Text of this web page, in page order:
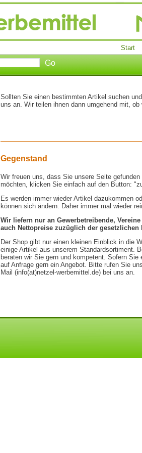
Start
Sollten Sie einen bestimmten Artikel suchen
uns an. Wir teilen ihnen dann umgehend mit,
Gegenstand
Wir freuen uns, dass Sie unsere Seite
möchten, klicken Sie einfach auf den Button:
Es werden immer wieder Artikel dazukommen
können sich ändern. Daher immer mal wieder
Wir liefern nur an Gewerbetreibende,
auch Nettopreise zuzüglich der gesetzlichen
Der Shop gibt nur einen kleinen Einblick in die
einige Artikel aus unserem Standardsortiment.
beraten wir Sie gern und kompetent. Sofern
auf Anfrage gern ein Angebot. Bitte rufen Sie
Mail (info(at)netzel-werbemittel.de) bei uns an.